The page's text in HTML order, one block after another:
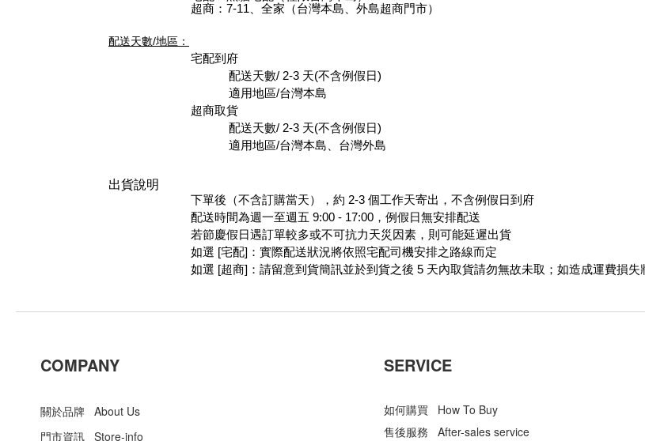
超商：7-11、全家（台灣本島、外島超商門市）
配送天數/地區：
宅配到府
配送天數/ 2-3 天(不含例假日)
適用地區/台灣本島
超商取貨
配送天數/ 2-3 天(不含例假日)
適用地區/台灣本島、台灣外島
出貨說明
下單後（不含訂購當天），約 2-3 個工作天寄出，不含例假日到府
配送時間為週一至週五 9:00 - 17:00，例假日無安排配送
若節慶假日遇訂單較多或不可抗力天災因素，則可能延遲出貨
如選 [宅配]：實際配送狀況將依照宅配司機安排之路線而定
如選 [超商]：請留意到貨簡訊並於到貨之後 5 天內取貨請勿無故未取；如造成運費損失
COMPANY
關於品牌 About Us
門市資訊 Store-info
SERVICE
如何購買 How To Buy
售後服務 After-sales service